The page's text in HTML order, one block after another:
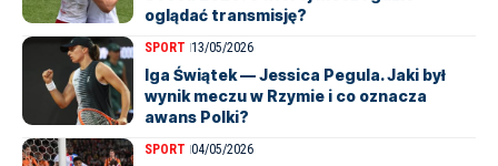
oglądać transmisję?
SPORT 13/05/2026
Iga Świątek — Jessica Pegula. Jaki był
wynik meczu w Rzymie i co oznacza
awans Polki?
SPORT 04/05/2026